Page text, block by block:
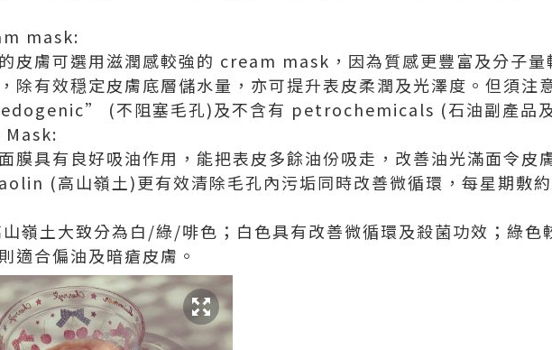
mask:
皮膚可選用滋潤感較強的 cream mask，因為質感更豐富及分子
除有效穏定皮膚底層儲水量，亦可提升表皮柔潤及光澤度。但須
(不阻塞毛孔)及不含有 petrochemicals (石油副產品
Mask:
膜具有良好吸油作用，能把表皮多餘油份吸走，改善油光滿面令皮
(高山嶺土)更有效清除毛孔內污垢同時改善微循環，每星期敷
嶺土大致分為白/綠/啡色；白色具有改善微循環及殺菌功效；綠色
適合偏油及暗瘡皮膚。